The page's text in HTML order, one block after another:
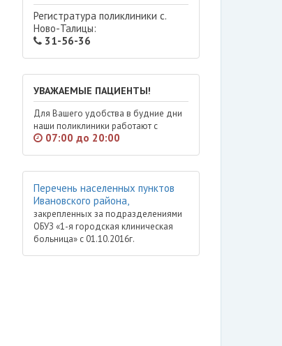
Регистратура поликлиники с.
Ново-Талицы:
31-56-36
УВАЖАЕМЫЕ ПАЦИЕНТЫ!
Для Вашего удобства в будние дни
наши поликлиники работают с
07:00 до 20:00
Перечень населенных пунктов
Ивановского района,
закрепленных за подразделениями
ОБУЗ «1-я городская клиническая
больница» с 01.10.2016г.